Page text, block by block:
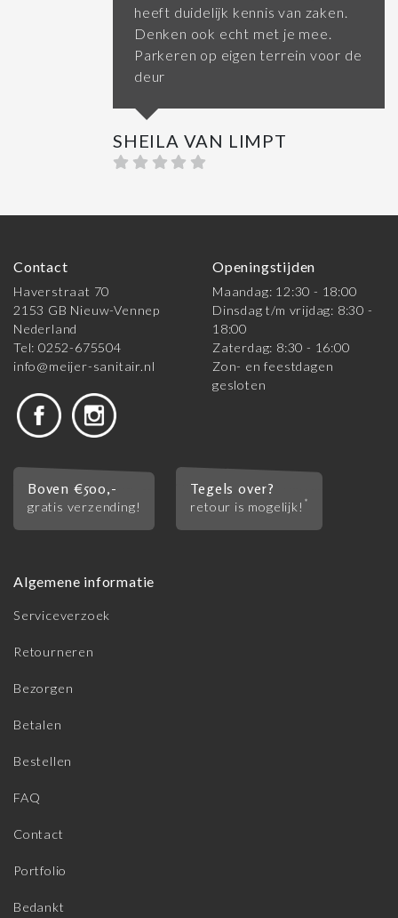
heeft duidelijk kennis van zaken.
Denken ook echt met je mee.
Parkeren op eigen terrein voor de
deur
SHEILA VAN LIMPT
Contact
Haverstraat 70
2153 GB Nieuw-Vennep
Nederland
Tel: 0252-675504
info@meijer-sanitair.nl
Openingstijden
Maandag: 12:30 - 18:00
Dinsdag t/m vrijdag: 8:30 -
18:00
Zaterdag: 8:30 - 16:00
Zon- en feestdagen
gesloten
Boven €500,-
gratis verzending!
Tegels over?
retour is mogelijk! *
Algemene informatie
Serviceverzoek
Retourneren
Bezorgen
Betalen
Bestellen
FAQ
Contact
Portfolio
Bedankt